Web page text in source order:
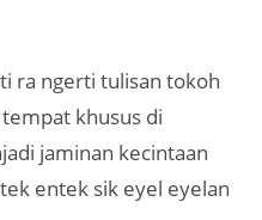
ra ngerti tulisan tokoh
khusus di
jaminan kecintaan
entek sik eyel eyelan